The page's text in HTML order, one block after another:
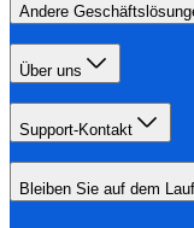
Andere
Über uns
Support-Kontakt
Bleiben Sie auf dem